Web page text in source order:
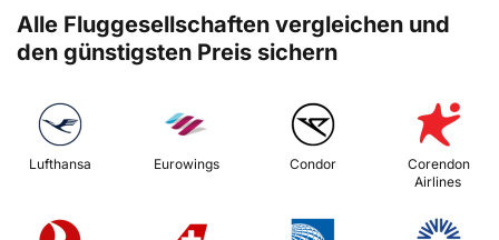
Alle Fluggesellschaften vergleichen und
den günstigsten Preis sichern
Lufthansa Eurowings Condor
Corendon
Airlines